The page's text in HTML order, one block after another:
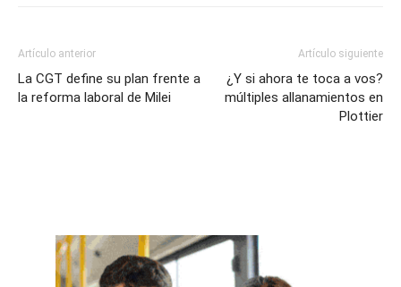
Artículo anterior
La CGT define su plan frente a
la reforma laboral de Milei
Artículo siguiente
¿Y si ahora te toca a vos?
múltiples allanamientos en
Plottier